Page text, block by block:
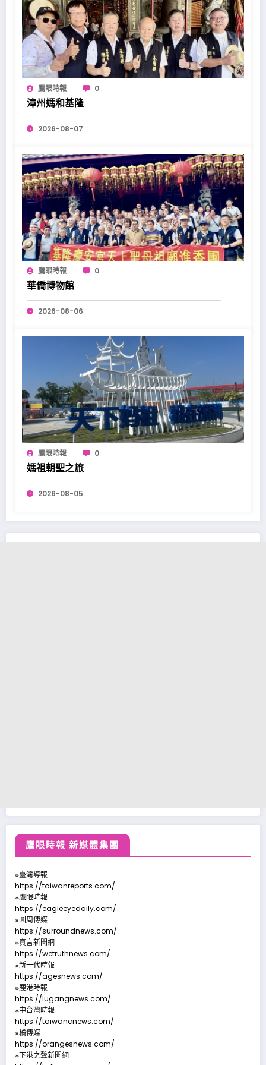
鷹眼時報 0
漳州媽和基隆
2026-08-07
鷹眼時報 0
華僑博物館
2026-08-06
鷹眼時報 0
媽祖朝聖之旅
2026-08-05
鷹眼時報 新媒體集團
※臺灣導報
https://taiwanreports.com/
※鷹眼時報
https://eagleeyedaily.com/
※圓周傳媒
https://surroundnews.com/
※真言新聞網
https://wetruthnews.com/
※新一代時報
https://agesnews.com/
※鹿港時報
https://lugangnews.com/
※中台灣時報
https://taiwancnews.com/
※橘傳媒
https://orangesnews.com/
※下港之聲新聞網